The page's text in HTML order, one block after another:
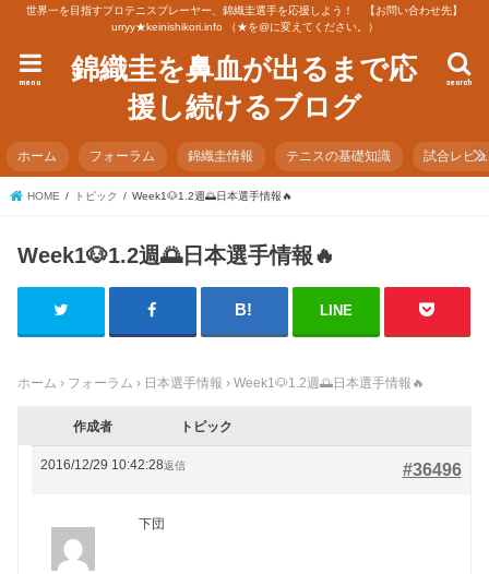
世界一を目指すプロテニスプレーヤー、錦織圭選手を応援しよう！ 【お問い合わせ先】
urryy★keinishikori.info （★を@に変えてください。）
錦織圭を鼻血が出るまで応
援し続けるブログ
search
menu
ホーム フォーラム 錦織圭情報 テニスの基礎知識 試合レビ
HOME トピック Week1🐶1.2週🌅日本選手情報🔥
Week1🐶1.2週🌅日本選手情報🔥
LINE
ホーム › フォーラム › 日本選手情報 › Week1🐶1.2週🌅日本選手情報🔥
作成者 トピック
2016/12/29 10:42:28 #36496
返信
下団